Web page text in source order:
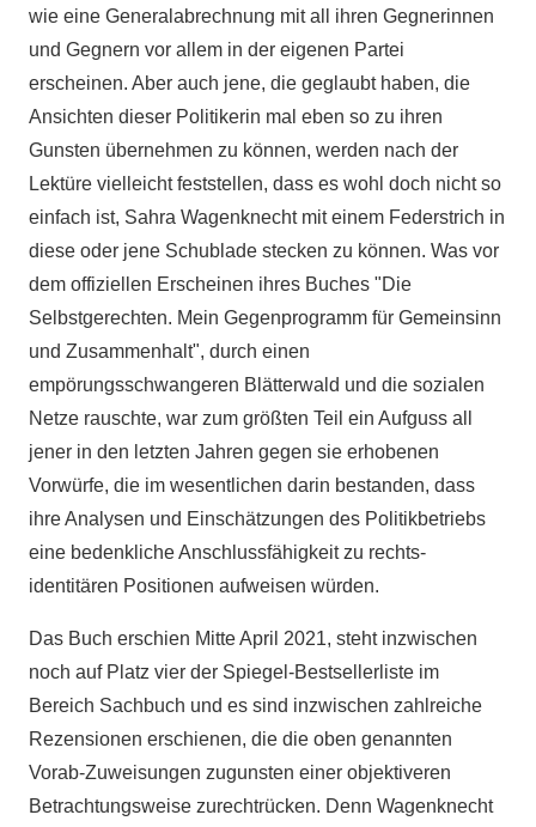
wie eine Generalabrechnung mit all ihren Gegnerinnen
und Gegnern vor allem in der eigenen Partei
erscheinen. Aber auch jene, die geglaubt haben, die
Ansichten dieser Politikerin mal eben so zu ihren
Gunsten übernehmen zu können, werden nach der
Lektüre vielleicht feststellen, dass es wohl doch nicht so
einfach ist, Sahra Wagenknecht mit einem Federstrich in
diese oder jene Schublade stecken zu können. Was vor
dem offiziellen Erscheinen ihres Buches "Die
Selbstgerechten. Mein Gegenprogramm für Gemeinsinn
und Zusammenhalt", durch einen
empörungsschwangeren Blätterwald und die sozialen
Netze rauschte, war zum größten Teil ein Aufguss all
jener in den letzten Jahren gegen sie erhobenen
Vorwürfe, die im wesentlichen darin bestanden, dass
ihre Analysen und Einschätzungen des Politikbetriebs
eine bedenkliche Anschlussfähigkeit zu rechts-
identitären Positionen aufweisen würden.
Das Buch erschien Mitte April 2021, steht inzwischen
noch auf Platz vier der Spiegel-Bestsellerliste im
Bereich Sachbuch und es sind inzwischen zahlreiche
Rezensionen erschienen, die die oben genannten
Vorab-Zuweisungen zugunsten einer objektiveren
Betrachtungsweise zurechtrücken. Denn Wagenknecht